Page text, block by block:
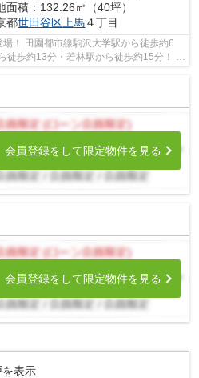
面積：132.26㎡（40坪）
都世田谷区 上馬４丁目
！ 田園都市線駒沢大学駅から徒歩約6
徒歩約13分・若林駅から徒歩約15分！ 2
会員登録をして限定物件を見る
会員登録をして限定物件を見る
を表示